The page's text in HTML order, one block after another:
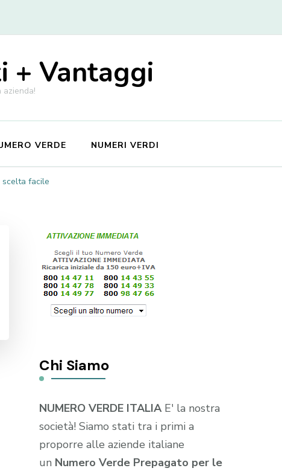
+ Vantaggi
VERDE NUMERI VERDI
scelta facile
Chi Siamo
NUMERO VERDE ITALIAE' la nostra
società! Siamo stati tra i primi a
proporre alle aziende italiane
un Numero Verde Prepagato per le